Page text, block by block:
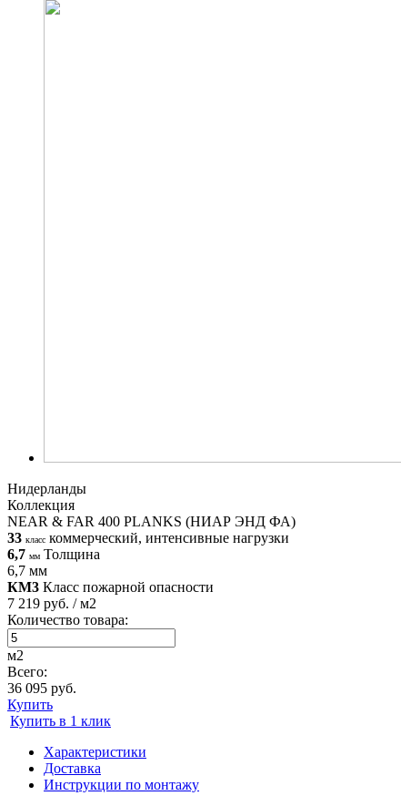
Нидерланды
Коллекция
NEAR & FAR 400 PLANKS (НИАР ЭНД ФА)
33 класс коммерческий, интенсивные нагрузки
6,7 мм Толщина
6,7 мм
КМ3 Класс пожарной опасности
7 219 руб. / м2
Количество товара:
м2
Всего:
36 095 руб.
Купить
Купить в 1 клик
Характеристики
Доставка
Инструкции по монтажу